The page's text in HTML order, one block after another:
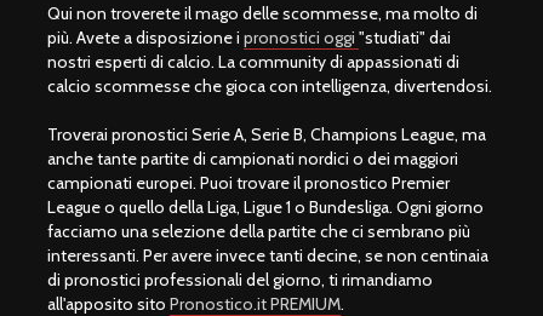
Qui non troverete il mago delle scommesse, ma molto di
più. Avete a disposizione i pronostici oggi "studiati" dai
nostri esperti di calcio. La community di appassionati di
calcio scommesse che gioca con intelligenza, divertendosi.
Troverai pronostici Serie A, Serie B, Champions League, ma
anche tante partite di campionati nordici o dei maggiori
campionati europei. Puoi trovare il pronostico Premier
League o quello della Liga, Ligue 1 o Bundesliga. Ogni giorno
facciamo una selezione della partite che ci sembrano più
interessanti. Per avere invece tanti decine, se non centinaia
di pronostici professionali del giorno, ti rimandiamo
all'apposito sito Pronostico.it PREMIUM.